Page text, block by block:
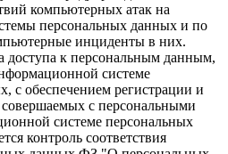
компьютерных атак на
персональных данных и по
инциденты в них.
доступа к персональным данным,
системе
с обеспечением регистрации и
совершаемых с персональными
системе персональных
контроль соответствия